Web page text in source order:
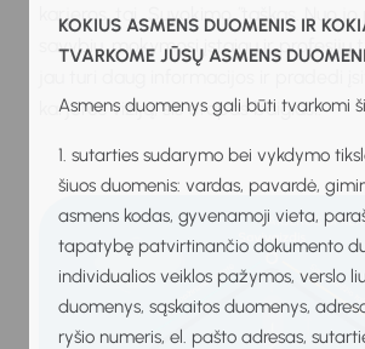
KOKIUS ASMENS DUOMENIS IR
TVARKOME JŪSŲ ASMENS
Asmens duomenys gali būti tvarkomi
1. sutarties sudarymo bei vykdymo
šiuos duomenis: vardas, pavardė,
asmens kodas, gyvenamoji vieta,
tapatybę patvirtinančio dokumento
individualios veiklos pažymos, verslo
duomenys, sąskaitos duomenys,
ryšio numeris, el. pašto adresas,
karjeros, tai „Suvokimo ̋ taškas. Nuo jo
savybių, mokymosi įstaigų ir profesijų
karjeros viziją, šis etapas baigiasi.